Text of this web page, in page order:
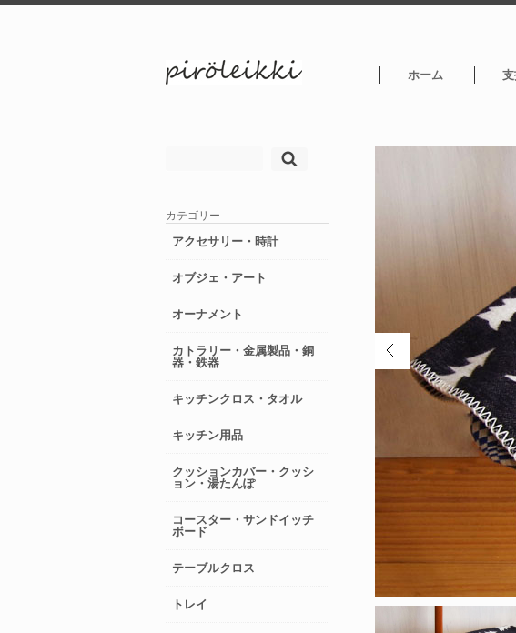
ホーム
カテゴリー
アクセサリー・時計
オブジェ・アート
オーナメント
カトラリー・金属製品・銅
器・鉄器
キッチンクロス・タオル
キッチン用品
クッションカバー・クッシ
ョン・湯たんぽ
コースター・サンドイッチ
ボード
テーブルクロス
トレイ